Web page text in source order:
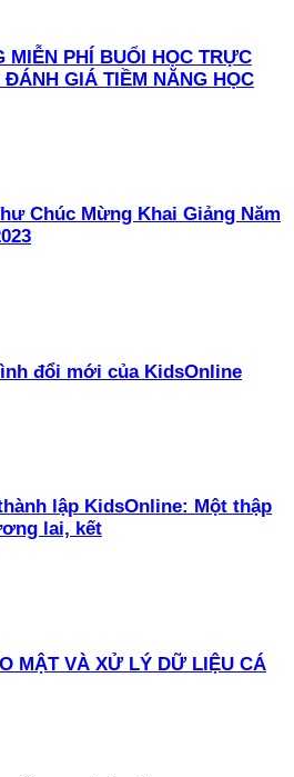
MIỄN PHÍ BUỔI HỌC TRỰC
GIÁ TIỀM NĂNG HỌC
Chúc Mừng Khai Giảng Năm
đổi mới của KidsOnline
lập KidsOnline: Một thập
lai, kết
MẬT VÀ XỬ LÝ DỮ LIỆU CÁ